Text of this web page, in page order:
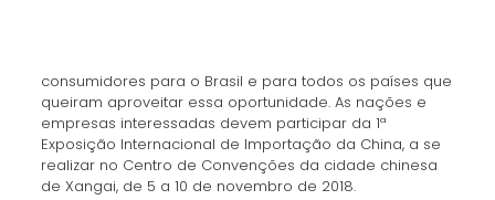
consumidores para o Brasil e para todos os países que
queiram aproveitar essa oportunidade. As nações e
empresas interessadas devem participar da 1ª
Exposição Internacional de Importação da China, a se
realizar no Centro de Convenções da cidade chinesa
de Xangai, de 5 a 10 de novembro de 2018.